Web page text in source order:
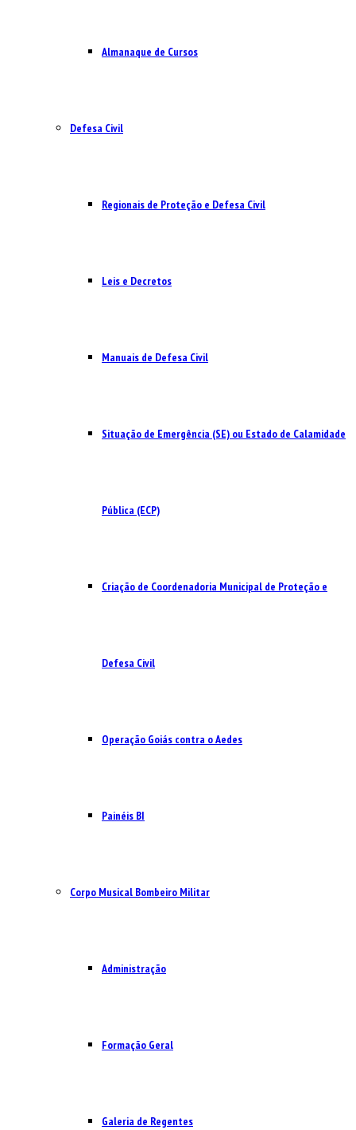
Almanaque de Cursos
Defesa Civil
Regionais de Proteção e Defesa Civil
Leis e Decretos
Manuais de Defesa Civil
Situação de Emergência (SE) ou Estado de Calamidade
Pública (ECP)
Criação de Coordenadoria Municipal de Proteção e
Defesa Civil
Operação Goiás contra o Aedes
Painéis BI
Corpo Musical Bombeiro Militar
Administração
Formação Geral
Galeria de Regentes